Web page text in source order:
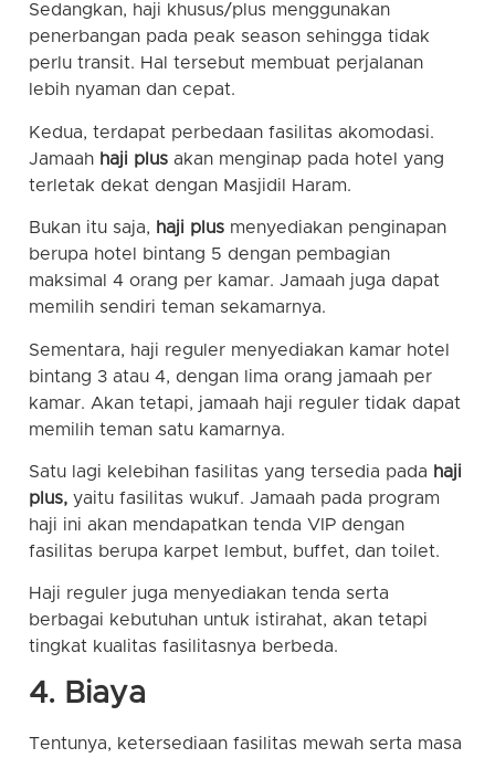
Sedangkan, haji khusus/plus menggunakan
penerbangan pada peak season sehingga tidak
perlu transit. Hal tersebut membuat perjalanan
lebih nyaman dan cepat.
Kedua, terdapat perbedaan fasilitas akomodasi.
Jamaah haji plus akan menginap pada hotel yang
terletak dekat dengan Masjidil Haram.
Bukan itu saja, haji plus menyediakan penginapan
berupa hotel bintang 5 dengan pembagian
maksimal 4 orang per kamar. Jamaah juga dapat
memilih sendiri teman sekamarnya.
Sementara, haji reguler menyediakan kamar hotel
bintang 3 atau 4, dengan lima orang jamaah per
kamar. Akan tetapi, jamaah haji reguler tidak dapat
memilih teman satu kamarnya.
Satu lagi kelebihan fasilitas yang tersedia pada haji
plus, yaitu fasilitas wukuf. Jamaah pada program
haji ini akan mendapatkan tenda VIP dengan
fasilitas berupa karpet lembut, buffet, dan toilet.
Haji reguler juga menyediakan tenda serta
berbagai kebutuhan untuk istirahat, akan tetapi
tingkat kualitas fasilitasnya berbeda.
4. Biaya
Tentunya, ketersediaan fasilitas mewah serta masa